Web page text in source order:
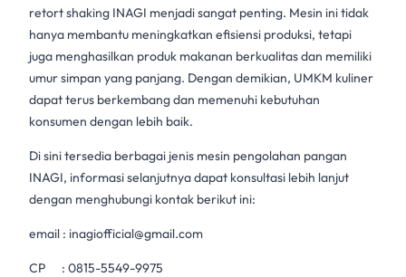
retort shaking INAGI menjadi sangat penting. Mesin ini tidak
hanya membantu meningkatkan efisiensi produksi, tetapi
juga menghasilkan produk makanan berkualitas dan memiliki
umur simpan yang panjang. Dengan demikian, UMKM kuliner
dapat terus berkembang dan memenuhi kebutuhan
konsumen dengan lebih baik.
Di sini tersedia berbagai jenis mesin pengolahan pangan
INAGI, informasi selanjutnya dapat konsultasi lebih lanjut
dengan menghubungi kontak berikut ini:
email : inagiofficial@gmail.com
CP : 0815-5549-9975